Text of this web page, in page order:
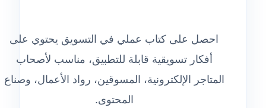
احصل على كتاب عملي في التسويق يحتوي على
أفكار تسويقية قابلة للتطبيق، مناسب لأصحاب
المتاجر الإلكترونية، المسوقين، رواد الأعمال، وصناع
المحتوى.